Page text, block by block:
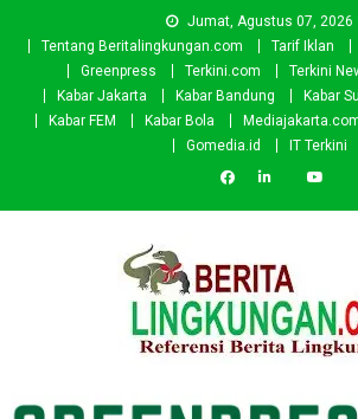
Jumat, Agustus 07, 2026
Tentang Beritalingkungan.com
Tarif Iklan
Greenpress
Terkini.com Terkini
Kabar Jakarta
Kabar Bandung Kabar
Kabar FEM
Kabar Bola
Gomedia.id
IT Terkini